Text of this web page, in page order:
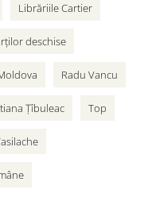
Librăriile Cartier
deschise
Radu Vancu
Țîbuleac Top